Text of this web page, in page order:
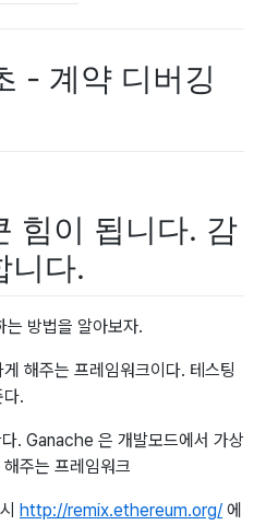
- 계약 디버깅
힘이 됩니다. 감
니다.
는 방법을 알아보자.
해주는 프레임워크이다. 테스팅
.
. Ganache 은 개발모드에서 가상
주는 프레임워크
http://remix.ethereum.org/ 에